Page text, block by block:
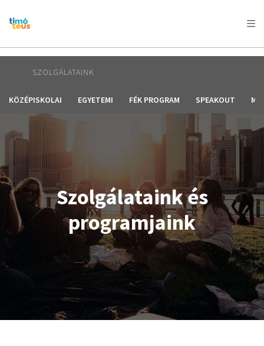
AFRICA
AMERICA / CARIBBEAN
OCEANIA
SZOLGÁLATAINK
KÖZÉPISKOLAI EGYETEMI FÉK PROGRAM SPEAKOUT
Szolgálataink és
programjaink